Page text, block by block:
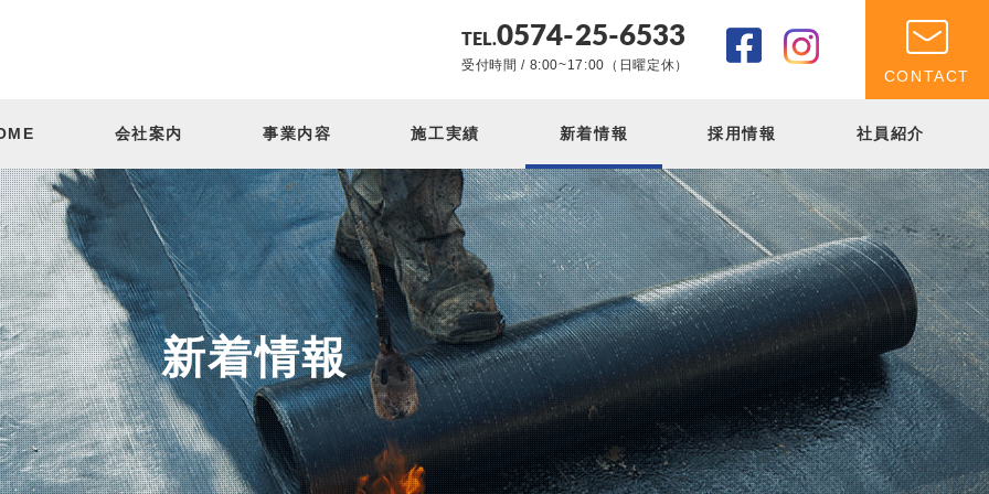
TEL.0574-25-6533
受付時間 / 8:00~17:00（日曜定休）
CONTACT
会社案内 事業内容 施工実績 新着情報 採用情報 社員紹介
新着情報